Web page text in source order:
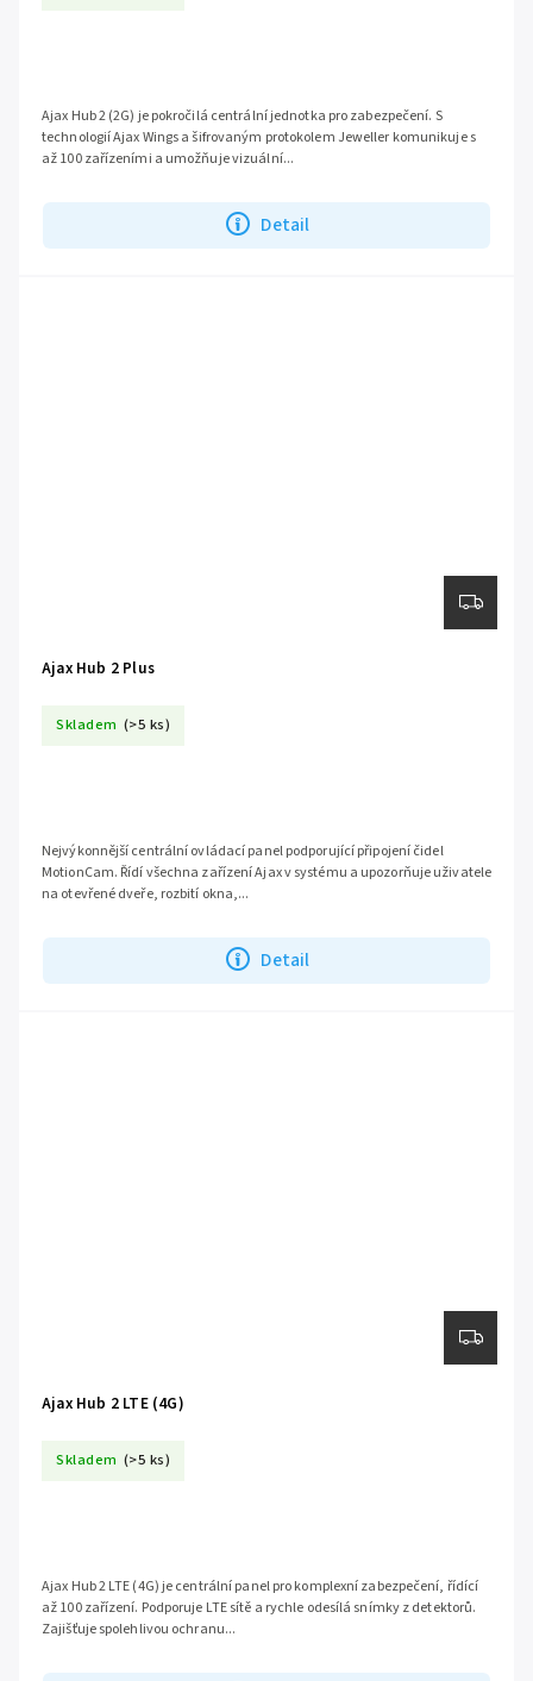
Detail
Ajax Hub 2 (2G) je pokročilá centrální jednotka pro zabezpečení. S
technologií Ajax Wings a šifrovaným protokolem Jeweller komunikuje s
až 100 zařízeními a umožňuje vizuální...
Ajax Hub 2 Plus
Skladem (>5 ks)
Detail
Nejvýkonnější centrální ovládací panel podporující připojení čidel
MotionCam. Řídí všechna zařízení Ajax v systému a upozorňuje uživatele
na otevřené dveře, rozbití okna,...
Ajax Hub 2 LTE (4G)
Skladem (>5 ks)
Ajax Hub 2 LTE (4G) je centrální panel pro komplexní zabezpečení, řídící
až 100 zařízení. Podporuje LTE sítě a rychle odesílá snímky z detektorů.
Zajišťuje spolehlivou ochranu...